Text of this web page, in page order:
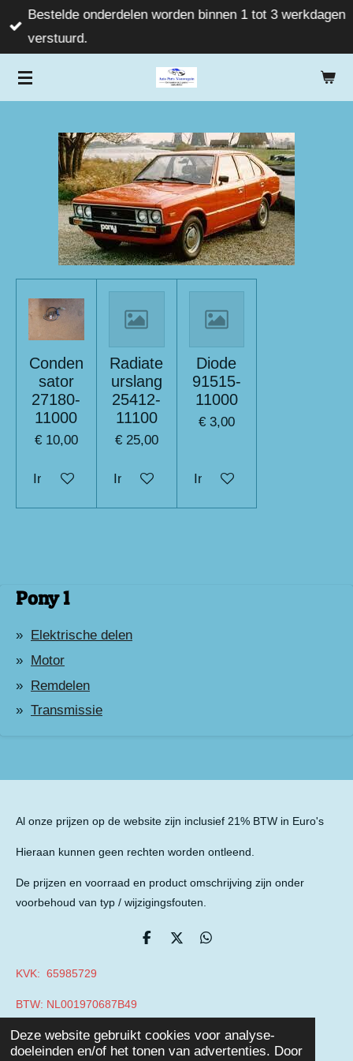
Deze website gebruikt cookies voor analyse-
doeleinden en/of het tonen van advertenties. Door
Ga
direct
de
Bestelde onderdelen worden binnen 1 tot 3 werkdagen
verstuurd.
Conden
sator
27180-
11000
€ 10,00
In winkelwagen
Radiate
urslang
25412-
11100
€ 25,00
In winkelwagen
Diode
91515-
11000
€ 3,00
In winkelwagen
Pony 1
Elektrische delen
Motor
Remdelen
Transmissie
Al onze prijzen op de website zijn inclusief 21% BTW in Euro's
Hieraan kunnen geen rechten worden ontleend.
De prijzen en voorraad en product omschrijving zijn onder
voorbehoud van typ / wijzigingsfouten.
D
D
D
KVK: 65985729
BTW: NL001970687B49
Powered by JouwWeb